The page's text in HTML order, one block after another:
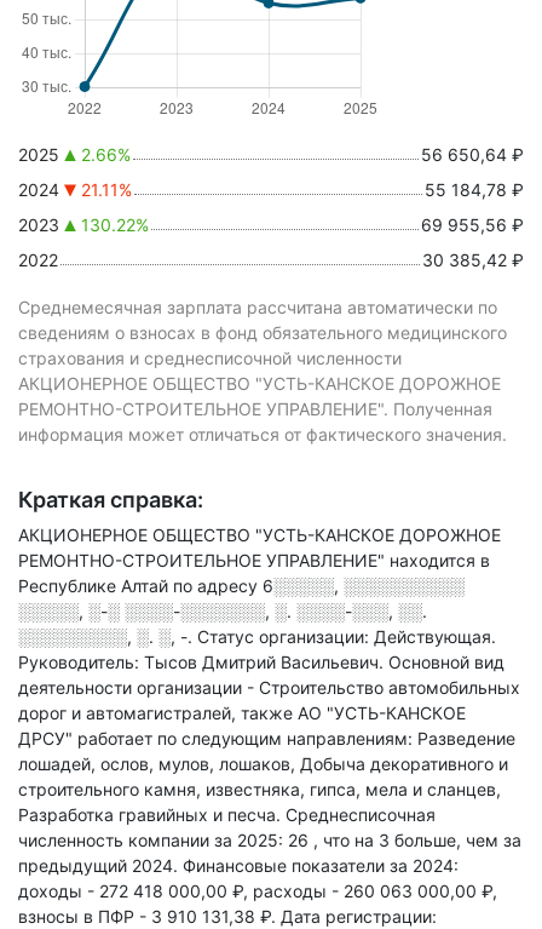
2025 2.66%
56 650,64 ₽
2024
21.11%
55 184,78 ₽
2023
130.22%
69 955,56 ₽
2022
30 385,42 ₽
Среднемесячная зарплата рассчитана автоматически по
сведениям о взносах в фонд обязательного медицинского
страхования и среднесписочной численности
АКЦИОНЕРНОЕ ОБЩЕСТВО "УСТЬ-КАНСКОЕ ДОРОЖНОЕ
РЕМОНТНО-СТРОИТЕЛЬНОЕ УПРАВЛЕНИЕ". Полученная
информация может отличаться от фактического значения.
Краткая справка:
АКЦИОНЕРНОЕ ОБЩЕСТВО "УСТЬ-КАНСКОЕ ДОРОЖНОЕ
РЕМОНТНО-СТРОИТЕЛЬНОЕ УПРАВЛЕНИЕ" находится в
Республике Алтай по адресу 6░░░░░, ░░░░░░░░░░
░░░░░, ░-░ ░░░░-░░░░░░░, ░. ░░░░-░░░, ░░.
░░░░░░░░░, ░. ░, -. Статус организации: Действующая.
Руководитель: Тысов Дмитрий Васильевич. Основной вид
деятельности организации - Строительство автомобильных
дорог и автомагистралей, также АО "УСТЬ-КАНСКОЕ
ДРСУ" работает по следующим направлениям: Разведение
лошадей, ослов, мулов, лошаков, Добыча декоративного и
строительного камня, известняка, гипса, мела и сланцев,
Разработка гравийных и песча. Среднесписочная
численность компании за 2025: 26 , что на 3 больше, чем за
предыдущий 2024. Финансовые показатели за 2024:
доходы - 272 418 000,00 ₽, расходы - 260 063 000,00 ₽,
взносы в ПФР - 3 910 131,38 ₽. Дата регистрации: